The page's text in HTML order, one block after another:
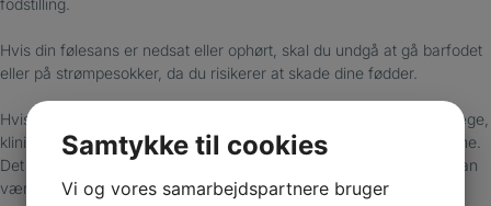
Hvis din følesans er nedsat eller ophørt, skal du undgå at gå barfodet
eller på strømpesokker, da du risikerer at skade dine fødder.
Hvis du opdager rødme, hævelser eller sår, skal du kontakte din læge,
klinikken eller vagtlægen, så du kan blive behandlet med det samme.
Det skyldes, at diabetiske fodsår kan udvikle sig hurtigt, og at du kan
være i risiko for amputation.
Samtykke til cookies
Vi og vores samarbejdspartnere bruger